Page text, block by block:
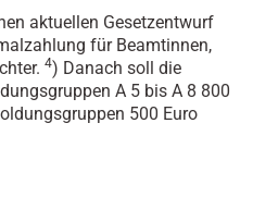
aktuellen Gesetzentwurf
für Beamtinnen,
4) Danach soll die
A 5 bis A 8 800
500 Euro